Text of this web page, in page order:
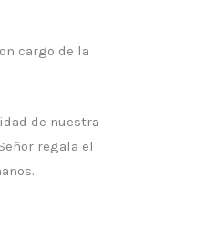
cargo de la
de nuestra
regala el